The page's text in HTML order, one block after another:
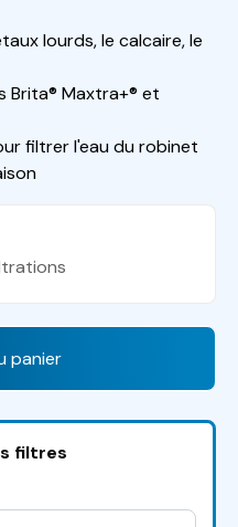
lourds, le calcaire, le
Brita® Maxtra+® et
filtrer l'eau du robinet
panier
filtres